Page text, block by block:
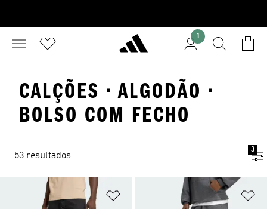
1
CALÇÕES · ALGODÃO ·
BOLSO COM FECHO
53 resultados
3
Adicionar à Lista de Desejos